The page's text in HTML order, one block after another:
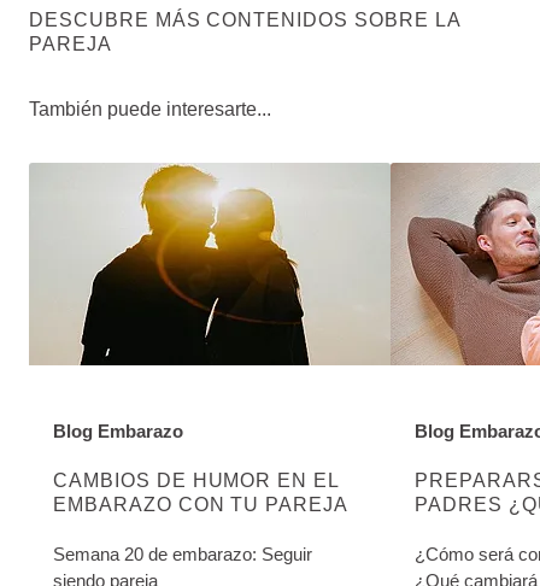
DESCUBRE MÁS CONTENIDOS SOBRE LA
PAREJA
También puede interesarte...
CAMBIOS DE HUMOR EN EL
EMBARAZO CON TU PAREJA
DESCUBRE MÁS SOBRE ESTA CATEGORÍA:
Blog Embarazo
Semana 20 de embarazo: Seguir
siendo pareja
PADRES
DESCUBRE
Blog
¿Cómo será
¿Qué